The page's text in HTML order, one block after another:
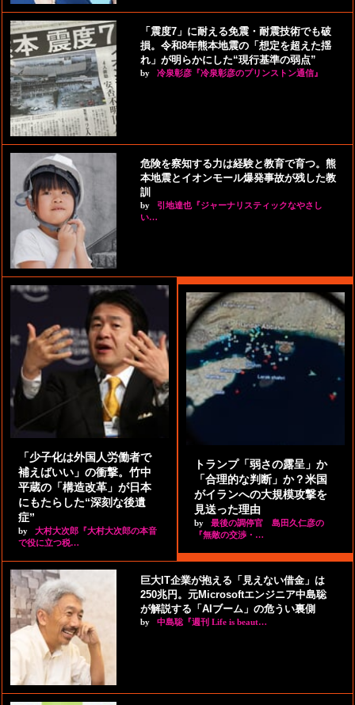
「震度7」に耐える免震・耐震技術でも破
損。令和8年熊本地震の「想定を超えた揺
れ」が明らかにした“現行基準の弱点”
by 冷泉彰彦『冷泉彰彦のプリンストン通信』
危険を察知する力は経験と教育で育つ。熊
本地震とイオンモール爆発事故が残した教
訓
by
引地達也『ジャーナリスティックなやさし
い…
「少子化は外国人労働者で
補えばいい」の衝撃。竹中
平蔵の「構造改革」が日本
にもたらした“深刻な後遺
症”
by
大村大次郎『大村大次郎の本音
で役に立つ税…
トランプ「弱さの露呈」か
「合理的な判断」か？米国
がイランへの大規模攻撃を
見送った理由
by
最後の調停官 島田久仁彦の
『無敵の交渉・…
巨大IT企業が抱える「見えない借金」は
250兆円。元Microsoftエンジニア中島聡
が解説する「AIブーム」の危うい裏側
by 中島聡『週刊 Life is beaut…